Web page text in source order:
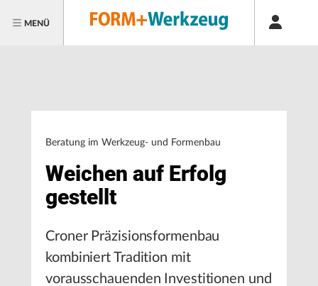
MENÜ
Beratung im Werkzeug- und Formenbau
Weichen auf Erfolg
gestellt
Croner Präzisionsformenbau
kombiniert Tradition mit
vorausschauenden Investitionen und